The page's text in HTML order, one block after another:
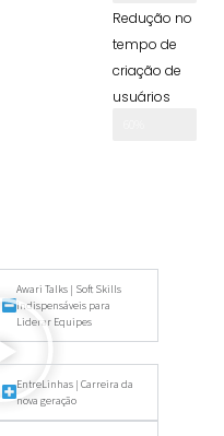
Redução no
tempo de
criação de
usuários
Awari Talks | Soft Skills
Indispensáveis para
Liderar Equipes
EntreLinhas | Carreira da
nova geração